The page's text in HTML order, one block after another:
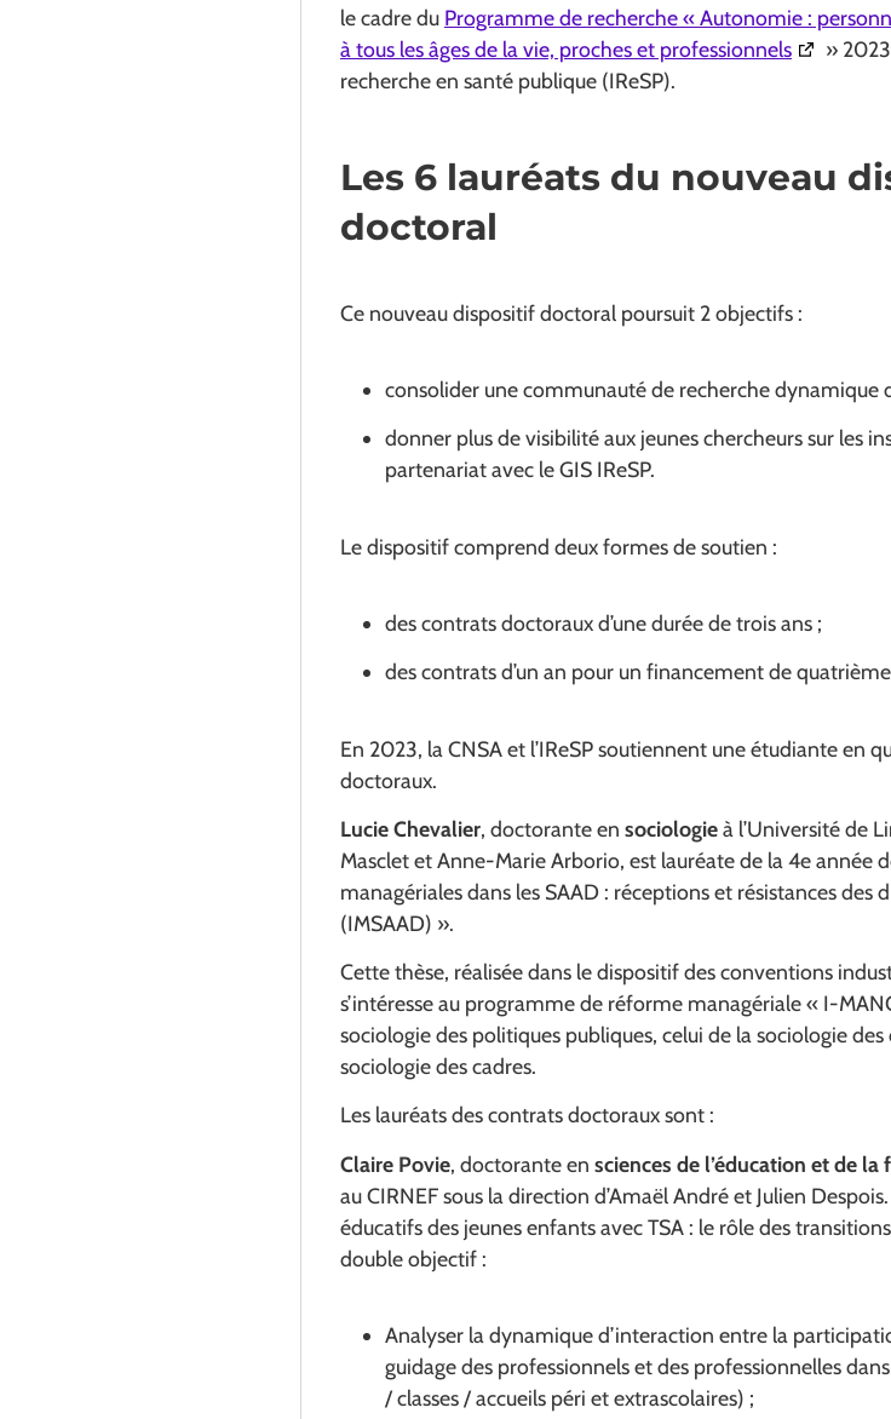
le cadre du Programme de recherche « Autonomie :
à tous les âges de la vie, proches et professionnels
»
recherche en santé publique (IReSP).
Les 6 lauréats du nouveau
doctoral
Ce nouveau dispositif doctoral poursuit 2 objectifs :
consolider une communauté de recherche dynamique
donner plus de visibilité aux jeunes chercheurs sur les
partenariat avec le GIS IReSP.
Le dispositif comprend deux formes de soutien :
des contrats doctoraux d’une durée de trois ans ;
des contrats d’un an pour un financement de
En 2023, la CNSA et l’IReSP soutiennent une étudiante en
doctoraux.
Lucie Chevalier, doctorante en sociologieà l’Université de
Masclet et Anne-Marie Arborio, est lauréate de la 4e année
managériales dans les SAAD : réceptions et résistances des
(IMSAAD) ».
Cette thèse, réalisée dans le dispositif des conventions
s’intéresse au programme de réforme managériale « I-
sociologie des politiques publiques, celui de la sociologie
sociologie des cadres.
Les lauréats des contrats doctoraux sont :
Claire Povie, doctorante en sciences de l’éducation et de la
au CIRNEF sous la direction d’Amaël André et Julien
éducatifs des jeunes enfants avec TSA : le rôle des
double objectif :
Analyser la dynamique d’interaction entre la
guidage des professionnels et des professionnelles
/ classes / accueils péri et extrascolaires) ;